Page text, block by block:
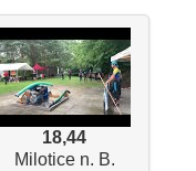
18,44
Milotice n. B.